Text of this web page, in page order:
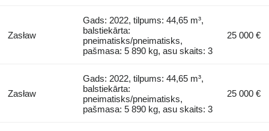
Zasław
Gads: 2022, tilpums: 44,65 m³,
balstiekārta:
pneimatisks/pneimatisks,
pašmasa: 5 890 kg, asu skaits: 3
25 000 €
Zasław
Gads: 2022, tilpums: 44,65 m³,
balstiekārta:
pneimatisks/pneimatisks,
pašmasa: 5 890 kg, asu skaits: 3
25 000 €